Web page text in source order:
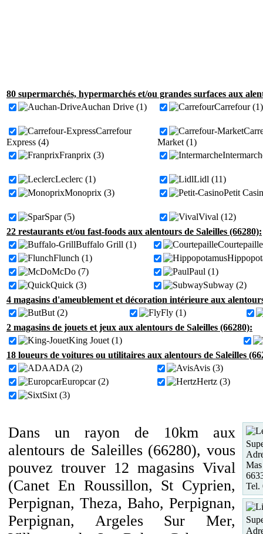
80 supermarchés, hypermarchés et/ou grandes surfaces aux
Auchan Drive (1)
Carrefour (1)
Carrefour
Express (4)
Market (1)
Franprix (3)
Leclerc (1)
Lidl (11)
Monoprix (3)
Petit
Spar (5)
Vival (12)
22 restaurants et/ou fast-foods aux alentours de Saleilles (66280):
Buffalo Grill (1)
Flunch (1)
McDo (7)
Paul (1)
Quick (3)
Subway (2)
4 magasins d'ameublement et décoration intérieure aux
But (2)
Fly (1)
2 magasins de jouets et jeux aux alentours de Saleilles (66280):
King Jouet (1)
18 loueurs de voitures ou utilitaires aux alentours de Saleilles
ADA (2)
Avis (3)
Europcar (2)
Hertz (3)
Sixt (3)
Dans un rayon de 10km aux
alentours de Saleilles (66280), vous
pouvez trouver 12 magasins Vival
(Canet En Roussillon, St Cyprien,
Perpignan, Theza, Baho, Perpignan,
Perpignan, Argeles Sur Mer,
Tel.